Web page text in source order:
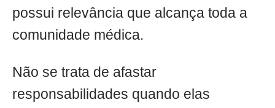
possui relevância que alcança toda a
comunidade médica.
Não se trata de afastar
responsabilidades quando elas